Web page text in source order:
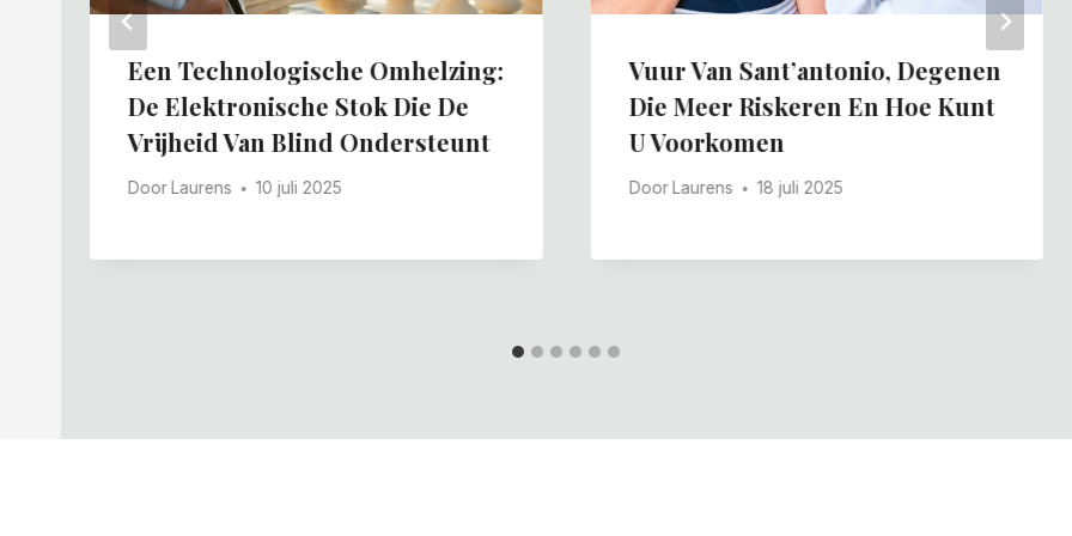
Een Technologische Omhelzing:
De Elektronische Stok Die De
Vrijheid Van Blind Ondersteunt
Door Laurens 10 juli 2025
Vuur Van Sant’antonio, Degenen
Die Meer Riskeren En Hoe Kunt
U Voorkomen
Door Laurens 18 juli 2025